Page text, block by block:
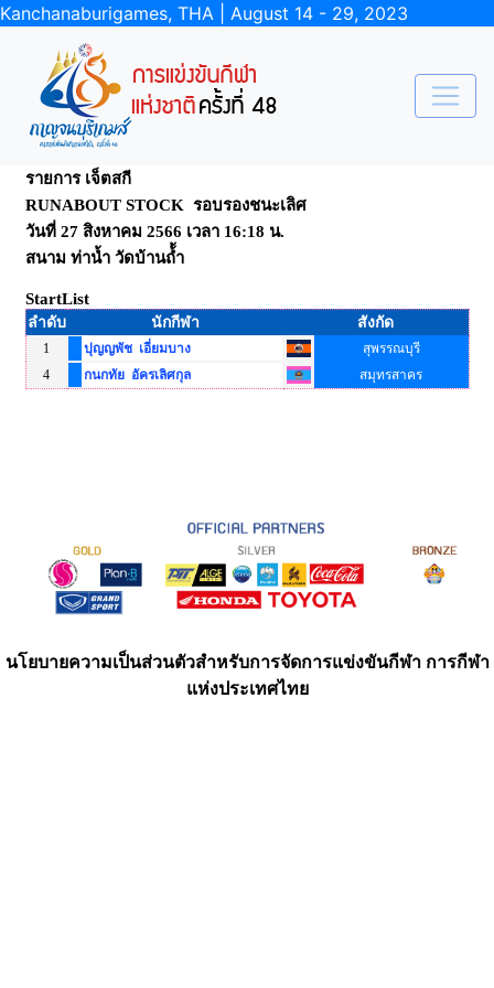
Kanchanaburigames, THA | August 14 - 29, 2023
รายการ เจ็ตสกี
RUNABOUT STOCK รอบรองชนะเลิศ
วันที่ 27 สิงหาคม 2566 เวลา 16:18 น.
สนาม ท่าน้ำ วัดบ้านถ้้ำ
StartList
ลำดับ นักกีฬา สังกัด
1 ปุญญพัช เอี่ยมบาง
สุพรรณบุรี
4
กนกทัย อัครเลิศกุล สมุทรสาคร
นโยบายความเป็นส่วนตัวสำหรับการจัดการแข่งขันกีฬา การกีฬา
แห่งประเทศไทย